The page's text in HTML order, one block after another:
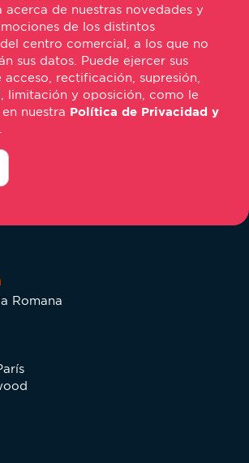
de nuestras novedades y
de los distintos
centro comercial, a los que no
sus datos. Puede ejercer sus
acceso, rectificación, supresión,
limitación y oposición, como le
nuestra Política de Privacidad y
Romana